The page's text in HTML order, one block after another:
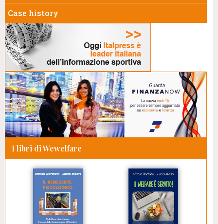
Case history
I libri di Wewelfare